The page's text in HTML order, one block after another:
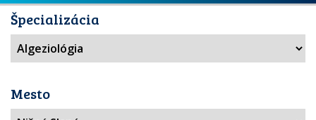
Špecializácia
Mesto